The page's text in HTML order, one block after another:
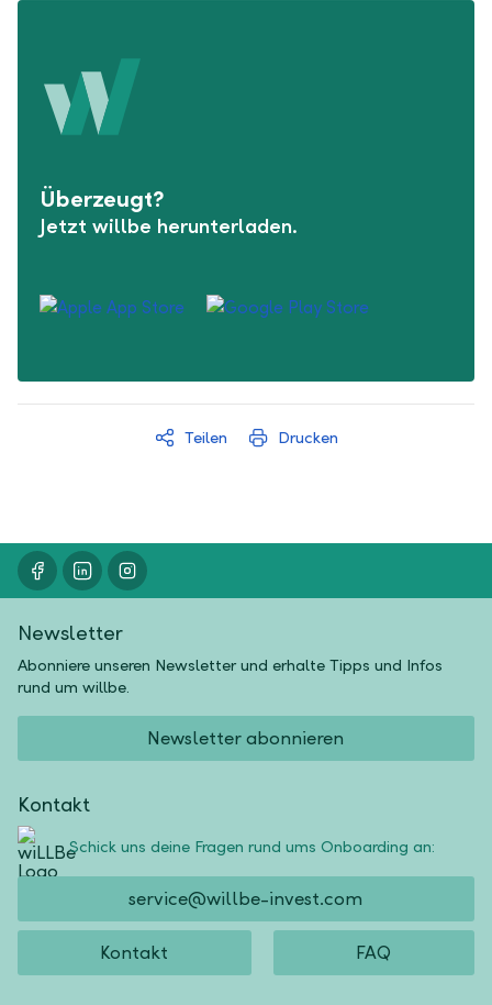
Überzeugt?
Jetzt willbe herunterladen.
Teilen Drucken
Newsletter
Abonniere unseren Newsletter und erhalte Tipps und Infos
rund um willbe.
Newsletter abonnieren
Kontakt
Schick uns deine Fragen rund ums Onboarding an:
service@willbe-invest.com
Kontakt FAQ